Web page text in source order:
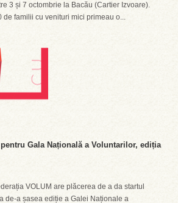
3 și 7 octombrie la Bacău (Cartier Izvoare).
de familii cu venituri mici primeau o...
Gala Națională a Voluntarilor, ediția
VOLUM are plăcerea de a da startul
de-a șasea ediție a Galei Naționale a